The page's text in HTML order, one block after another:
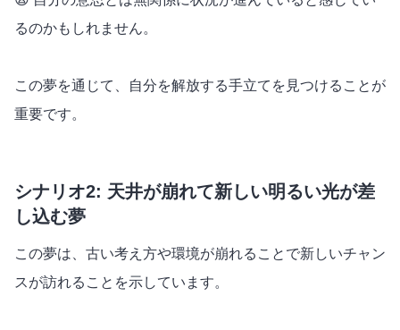
るのかもしれません。
この夢を通じて、自分を解放する手立てを見つけることが
重要です。
シナリオ2: 天井が崩れて新しい明るい光が差
し込む夢
この夢は、古い考え方や環境が崩れることで新しいチャン
スが訪れることを示しています。